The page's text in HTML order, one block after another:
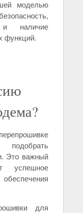
моделью
и наличие
функций.
Это важный
успешное
для